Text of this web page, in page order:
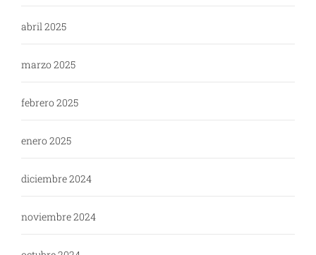
abril 2025
marzo 2025
febrero 2025
enero 2025
diciembre 2024
noviembre 2024